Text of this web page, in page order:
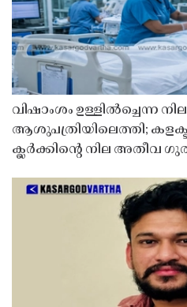
വിഷാംശം ഉള്ളിൽച്ചെന്ന
ആശുപത്രിയിലെത്തി;
ക്ലർക്കിൻ്റെ നില അതീവ